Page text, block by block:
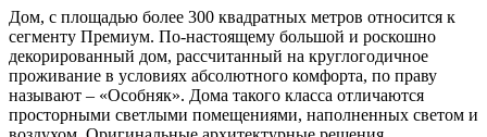
Дом, с площадью более 300 квадратных метров относится к
сегменту Премиум. По-настоящему большой и роскошно
декорированный дом, рассчитанный на круглогодичное
проживание в условиях абсолютного комфорта, по праву
называют – «Особняк». Дома такого класса отличаются
просторными светлыми помещениями, наполненных светом и